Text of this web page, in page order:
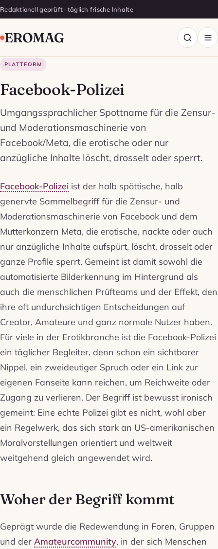
Redaktionell geprüft · täglich frische Inhalte
EROMAG
PLATTFORM
Facebook-Polizei
Umgangssprachlicher Spottname für die Zensur-
und Moderationsmaschinerie von
Facebook/Meta, die erotische oder nur
anzügliche Inhalte löscht, drosselt oder sperrt.
Facebook-Polizei ist der halb spöttische, halb
genervte Sammelbegriff für die Zensur- und
Moderationsmaschinerie von Facebook und dem
Mutterkonzern Meta, die erotische, nackte oder auch
nur anzügliche Inhalte aufspürt, löscht, drosselt oder
ganze Profile sperrt. Gemeint ist damit sowohl die
automatisierte Bilderkennung im Hintergrund als
auch die menschlichen Prüfteams und der Effekt, den
ihre oft undurchsichtigen Entscheidungen auf
Creator, Amateure und ganz normale Nutzer haben.
Für viele in der Erotikbranche ist die Facebook-Polizei
ein täglicher Begleiter, denn schon ein sichtbarer
Nippel, ein zweideutiger Spruch oder ein Link zur
eigenen Fanseite kann reichen, um Reichweite oder
Zugang zu verlieren. Der Begriff ist bewusst ironisch
gemeint: Eine echte Polizei gibt es nicht, wohl aber
ein Regelwerk, das sich stark an US-amerikanischen
Moralvorstellungen orientiert und weltweit
weitgehend gleich angewendet wird.
Woher der Begriff kommt
Geprägt wurde die Redewendung in Foren, Gruppen
und der Amateurcommunity, in der sich Menschen